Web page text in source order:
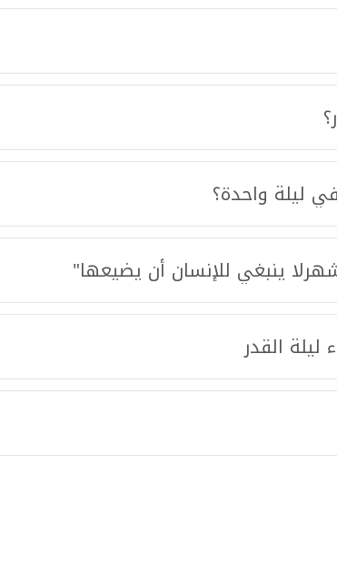
ليلة واحدة؟
ينبغي للإنسان أن يضيعها"
القدر